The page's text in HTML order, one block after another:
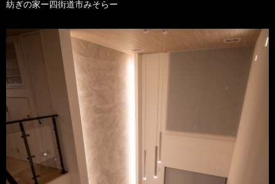
紡ぎの家ー四街道市みそらー